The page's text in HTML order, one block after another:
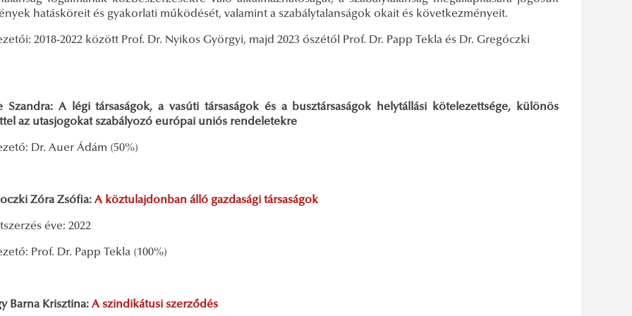
hatásköreit és gyakorlati működését, valamint a szabálytalanságok okait és következményeit.
2018-2022 között Prof. Dr. Nyikos Györgyi, majd 2023 őszétől Prof. Dr. Papp Tekla és Dr. Gregóczki
Szandra: A légi társaságok, a vasúti társaságok és a busztársaságok helytállási kötelezettsége, különös
az utasjogokat szabályozó európai uniós rendeletekre
Dr. Auer Ádám (50%)
Zóra Zsófia: A köztulajdonban álló gazdasági társaságok
éve: 2022
Prof. Dr. Papp Tekla (100%)
Barna Krisztina: A szindikátusi szerződés